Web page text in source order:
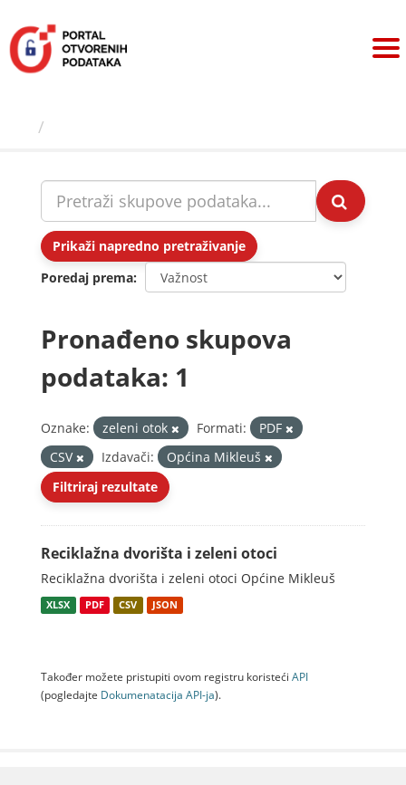
sadržaj
Prikaži napredno pretraživanje
Poredaj prema
Pronađeno skupova
podataka: 1
Oznake: zeleni otok Formati:
PDF
CSV
Izdavači:
Općina Mikleuš
Filtriraj rezultate
Reciklažna dvorišta i zeleni otoci
Reciklažna dvorišta i zeleni otoci Općine Mikleuš
XLSX PDF CSV JSON
Također možete pristupiti ovom registru koristeći API
(pogledajte Dokumenаtаcijа API-jа).